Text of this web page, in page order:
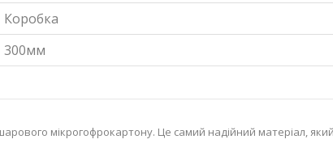
Коробка
300мм
мікрогофрокартону. Це самий надійний матеріал,